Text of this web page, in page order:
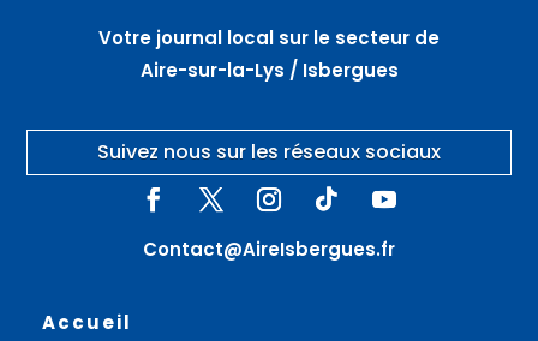
Votre journal local sur le secteur de
Aire-sur-la-Lys / Isbergues
Suivez nous sur les réseaux sociaux
Contact@AireIsbergues.fr
Accueil